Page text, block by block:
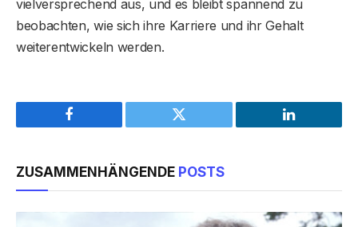
vielversprechend aus, und es bleibt spannend zu
beobachten, wie sich ihre Karriere und ihr Gehalt
weiterentwickeln werden.
Facebook Twitter LinkedIn
ZUSAMMENHÄNGENDE POSTS